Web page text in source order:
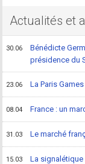
Actualités et
30.06
Bénédicte
présidence du
23.06 La Paris
08.04 France : un
31.03 Le marché
15.03
La signalétique